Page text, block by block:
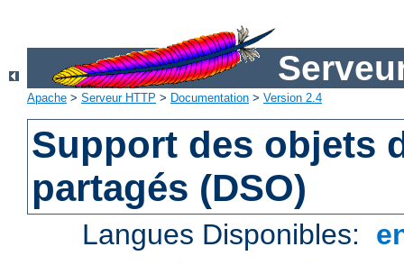
Apache > Serveur HTTP > Documentation > Version 2.4
Support des objets
partagés (DSO)
Langues Disponibles: